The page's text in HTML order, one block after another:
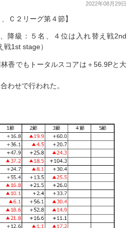
2022年08月29日
Ｃ２リーグ第４節】
降級：５名、４位は入れ替え戦2nd
1st stage）
香でもトータルスコアは＋56.9Pと大
わせで行われた。